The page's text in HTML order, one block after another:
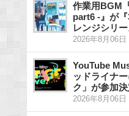
作業用BGM
part6 -』が
レンジシリ
2026年8月06日
YouTube
ッドライナ
ク」が参加決
2026年8月06日